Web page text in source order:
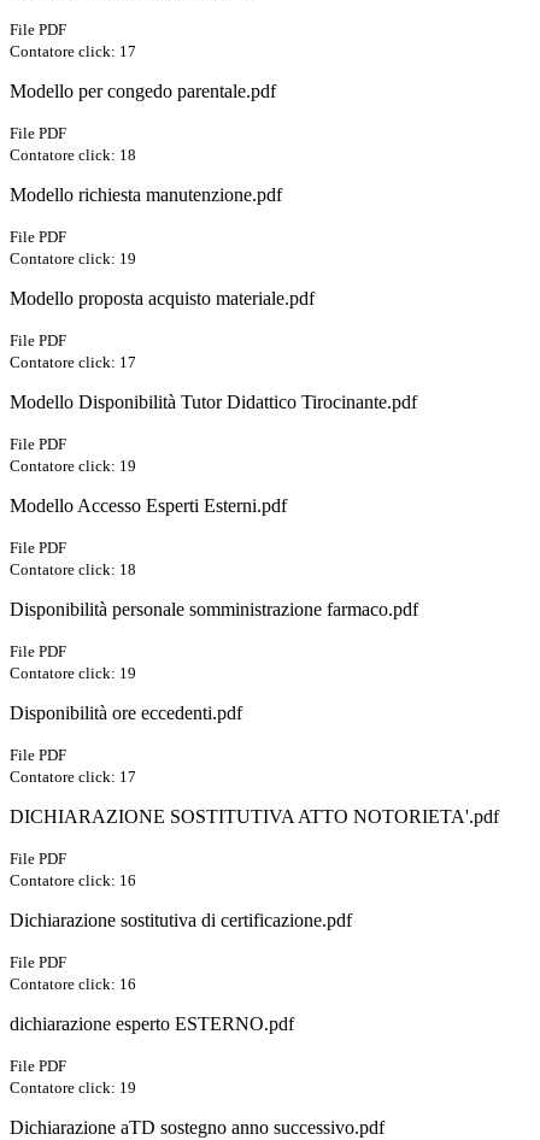
File PDF
Contatore click: 17
Modello per congedo parentale.pdf
File PDF
Contatore click: 18
Modello richiesta manutenzione.pdf
File PDF
Contatore click: 19
Modello proposta acquisto materiale.pdf
File PDF
Contatore click: 17
Modello Disponibilità Tutor Didattico Tirocinante.pdf
File PDF
Contatore click: 19
Modello Accesso Esperti Esterni.pdf
File PDF
Contatore click: 18
Disponibilità personale somministrazione farmaco.pdf
File PDF
Contatore click: 19
Disponibilità ore eccedenti.pdf
File PDF
Contatore click: 17
DICHIARAZIONE SOSTITUTIVA ATTO NOTORIETA'.pdf
File PDF
Contatore click: 16
Dichiarazione sostitutiva di certificazione.pdf
File PDF
Contatore click: 16
dichiarazione esperto ESTERNO.pdf
File PDF
Contatore click: 19
Dichiarazione aTD sostegno anno successivo.pdf